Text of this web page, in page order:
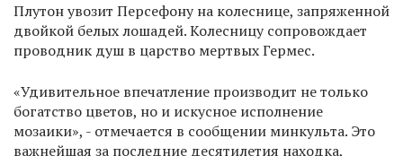
Плутон увозит Персефону на колеснице, запряженной
двойкой белых лошадей. Колесницу сопровождает
проводник душ в царство мертвых Гермес.
«Удивительное впечатление производит не только
богатство цветов, но и искусное исполнение
мозаики», - отмечается в сообщении минкульта. Это
важнейшая за последние десятилетия находка,